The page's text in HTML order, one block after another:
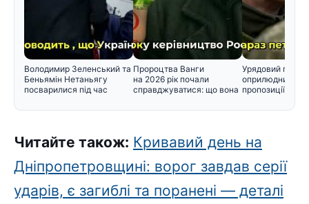
Володимир Зеленський та
Беньямін Нетаньягу
посварилися під час
Пророцтва Ванги
на 2026 рік почали
справджуватися: що вона
Урядовий
оприлюднив
пропозиції
Читайте також: Кривавий день на
Дніпропетровщині: ворог завдав серії
ударів, є загиблі та поранені — деталі